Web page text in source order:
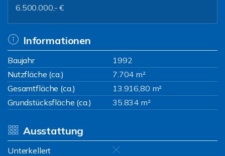
6.500.000,- €
Informationen
Baujahr
1992
Nutzfläche (ca.)
7.704 m²
Gesamtfläche (ca.)
13.916,80 m²
Grundstücksfläche (ca.)
35.834 m²
Ausstattung
Unterkellert